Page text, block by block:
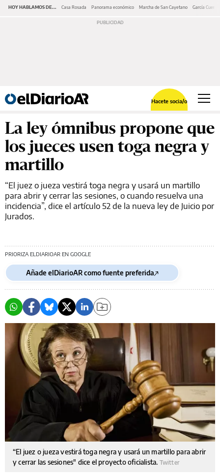
HOY HABLAMOS DE... Casa Rosada Panorama económico Marcha de San Cayetano García Cuerva
Hacete socia/o
La ley ómnibus propone que
los jueces usen toga negra y
martillo
“El juez o jueza vestirá toga negra y usará un martillo
para abrir y cerrar las sesiones, o cuando resuelva una
incidencia”, dice el artículo 52 de la nueva ley de Juicio por
Jurados.
PRIORIZA ELDIARIOAR EN GOOGLE
Añade elDiarioAR como fuente preferida
“El juez o jueza vestirá toga negra y usará un martillo para abrir
y cerrar las sesiones" dice el proyecto oficialista. Twitter